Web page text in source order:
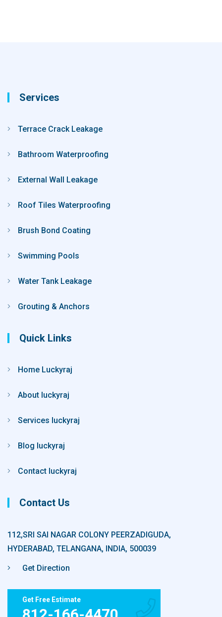
Services
Terrace Crack Leakage
Bathroom Waterproofing
External Wall Leakage
Roof Tiles Waterproofing
Brush Bond Coating
Swimming Pools
Water Tank Leakage
Grouting & Anchors
Quick Links
Home Luckyraj
About luckyraj
Services luckyraj
Blog luckyraj
Contact luckyraj
Contact Us
112,SRI SAI NAGAR COLONY PEERZADIGUDA,
HYDERABAD, TELANGANA, INDIA, 500039
Get Direction
Get Free Estimate